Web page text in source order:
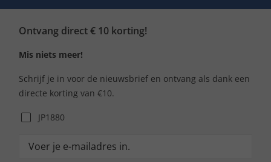
Ontvang direct € 10 korting!
Mis niets meer!
Schrijf je in voor de nieuwsbrief en ontvang als dank een
directe korting van €10.
JP1880